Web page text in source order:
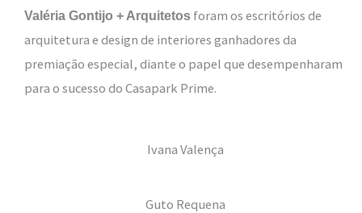
Valéria Gontijo + Arquitetos foram os escritórios de
arquitetura e design de interiores ganhadores da
premiação especial, diante o papel que desempenharam
para o sucesso do Casapark Prime.
Ivana Valença
Guto Requena